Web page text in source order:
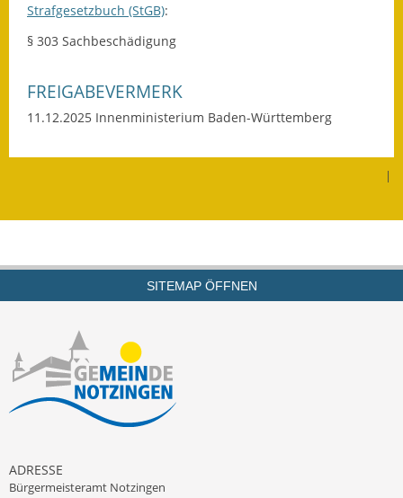
Termine &
Wirtschaft
Baumaßnahmen
Strafgesetzbuch (StGB):
§ 303 Sachbeschädigung
FREIGABEVERMERK
11.12.2025 Innenministerium Baden-Württemberg
|
SITEMAP ÖFFNEN
ADRESSE
Bürgermeisteramt Notzingen